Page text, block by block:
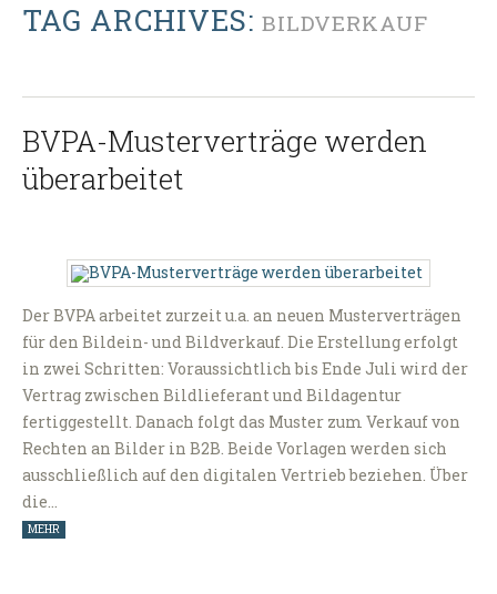
TAG ARCHIVES: BILDVERKAUF
BVPA-Musterverträge werden
überarbeitet
Der BVPA arbeitet zurzeit u.a. an neuen Musterverträgen
für den Bildein- und Bildverkauf. Die Erstellung erfolgt
in zwei Schritten: Voraussichtlich bis Ende Juli wird der
Vertrag zwischen Bildlieferant und Bildagentur
fertiggestellt. Danach folgt das Muster zum Verkauf von
Rechten an Bilder in B2B. Beide Vorlagen werden sich
ausschließlich auf den digitalen Vertrieb beziehen. Über
die…
MEHR